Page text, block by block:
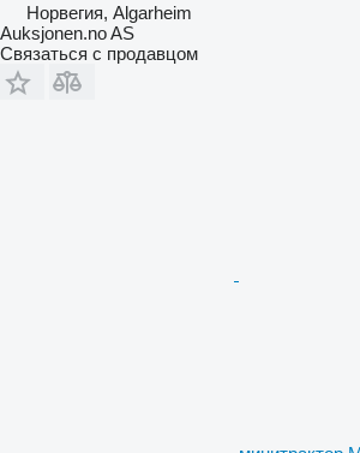
Норвегия, Algarheim
Auksjonen.no AS
Связаться с продавцом